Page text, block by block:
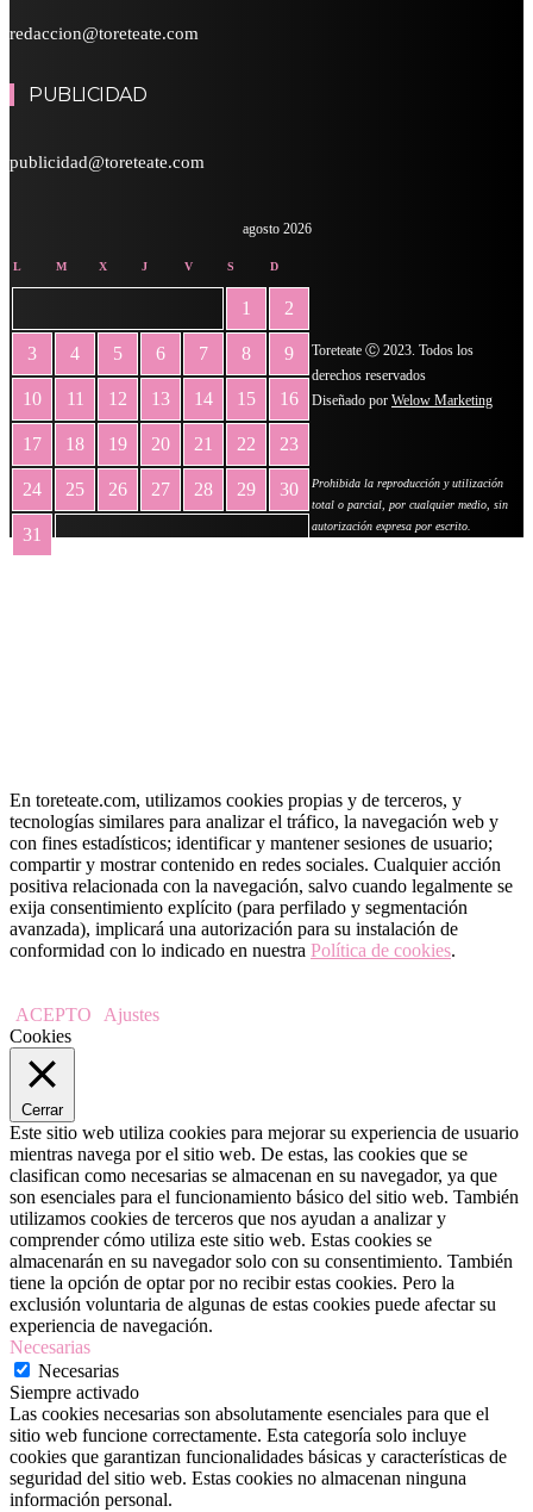
redaccion@toreteate.com
PUBLICIDAD
publicidad@toreteate.com
agosto 2026
L M X J V S D
1 2
3 4 5 6 7 8 9
10 11 12 13 14 15 16
17 18 19 20 21 22 23
24 25 26 27 28 29 30
31
Toreteate Ⓒ 2023. Todos los
derechos reservados
Diseñado por Welow Marketing
Prohibida la reproducción y utilización
total o parcial, por cualquier medio, sin
autorización expresa por escrito.
En toreteate.com, utilizamos cookies propias y de terceros, y
tecnologías similares para analizar el tráfico, la navegación web y
con fines estadísticos; identificar y mantener sesiones de usuario;
compartir y mostrar contenido en redes sociales. Cualquier acción
positiva relacionada con la navegación, salvo cuando legalmente se
exija consentimiento explícito (para perfilado y segmentación
avanzada), implicará una autorización para su instalación de
conformidad con lo indicado en nuestra Política de cookies.
ACEPTO
Ajustes
Cookies
Cerrar
Este sitio web utiliza cookies para mejorar su experiencia de usuario
mientras navega por el sitio web. De estas, las cookies que se
clasifican como necesarias se almacenan en su navegador, ya que
son esenciales para el funcionamiento básico del sitio web. También
utilizamos cookies de terceros que nos ayudan a analizar y
comprender cómo utiliza este sitio web. Estas cookies se
almacenarán en su navegador solo con su consentimiento. También
tiene la opción de optar por no recibir estas cookies. Pero la
exclusión voluntaria de algunas de estas cookies puede afectar su
experiencia de navegación.
Necesarias
Necesarias
Siempre activado
Las cookies necesarias son absolutamente esenciales para que el
sitio web funcione correctamente. Esta categoría solo incluye
cookies que garantizan funcionalidades básicas y características de
seguridad del sitio web. Estas cookies no almacenan ninguna
información personal.